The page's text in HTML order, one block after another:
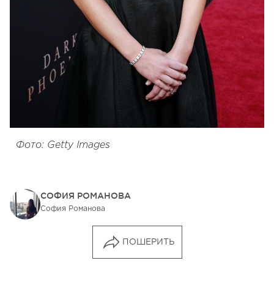
Фото: Getty Images
СОФИЯ РОМАНОВА
София Романова
ПОШЕРИТЬ